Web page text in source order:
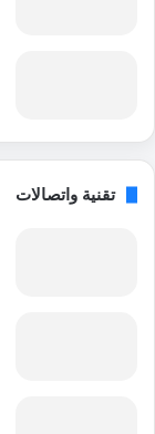
تقنية واتصالات